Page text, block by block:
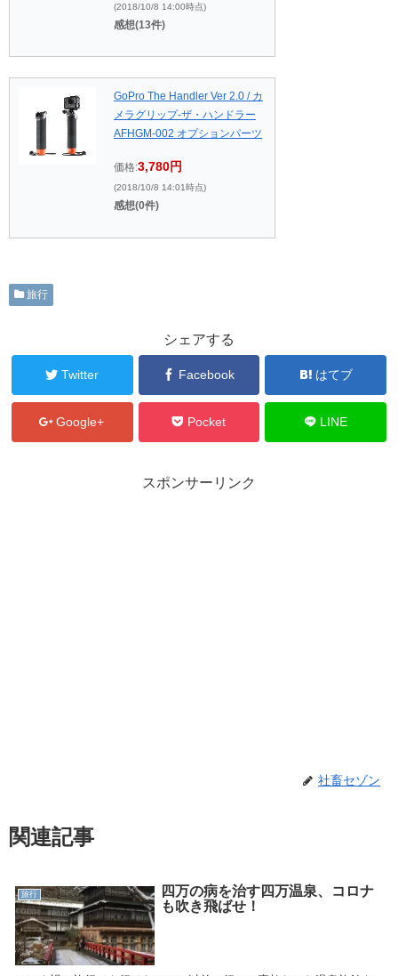
(2018/10/8 14:00時点)
感想(13件)
GoPro The Handler Ver 2.0 / カ
メラグリップ-ザ・ハンドラー
AFHGM-002 オプションパーツ
価格:3,780円
(2018/10/8 14:01時点)
感想(0件)
旅行
シェアする
Twitter Facebook はてブ
Google+ Pocket LINE
スポンサーリンク
社畜セゾン
関連記事
旅行
四万の病を治す四万温泉、コロナ
も吹き飛ばせ！